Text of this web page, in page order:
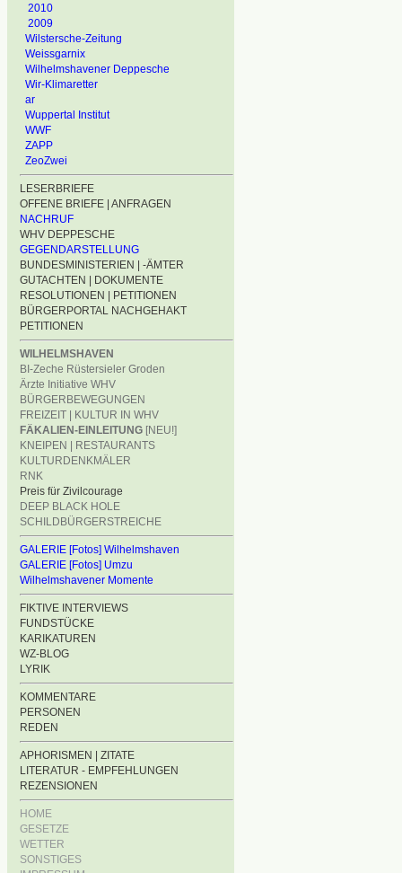
2010
2009
Wilstersche-Zeitung
Weissgarnix
Wilhelmshavener Deppesche
Wir-Klimaretter
ar
Wuppertal Institut
WWF
ZAPP
ZeoZwei
LESERBRIEFE
OFFENE BRIEFE | ANFRAGEN
NACHRUF
WHV DEPPESCHE
GEGENDARSTELLUNG
BUNDESMINISTERIEN | -ÄMTER
GUTACHTEN | DOKUMENTE
RESOLUTIONEN | PETITIONEN
BÜRGERPORTAL NACHGEHAKT
PETITIONEN
WILHELMSHAVEN
BI-Zeche Rüstersieler Groden
Ärzte Initiative WHV
BÜRGERBEWEGUNGEN
FREIZEIT | KULTUR IN WHV
FÄKALIEN-EINLEITUNG [NEU!]
KNEIPEN | RESTAURANTS
KULTURDENKMÄLER
RNK
Preis für Zivilcourage
DEEP BLACK HOLE
SCHILDBÜRGERSTREICHE
GALERIE [Fotos] Wilhelmshaven
GALERIE [Fotos] Umzu
Wilhelmshavener Momente
FIKTIVE INTERVIEWS
FUNDSTÜCKE
KARIKATUREN
WZ-BLOG
LYRIK
KOMMENTARE
PERSONEN
REDEN
APHORISMEN | ZITATE
LITERATUR - EMPFEHLUNGEN
REZENSIONEN
HOME
GESETZE
WETTER
SONSTIGES